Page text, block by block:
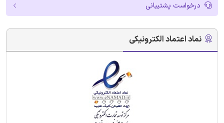
درخواست پشتیبانی
نماد اعتماد الکترونیکی